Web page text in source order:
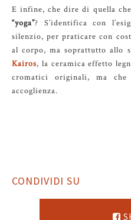
E infine, che dire di quella
“yoga”? S’identifica con
silenzio, per praticare con
al corpo, ma soprattutto allo
Kairos, la ceramica effetto
cromatici originali, ma che
accoglienza.
CONDIVIDI SU